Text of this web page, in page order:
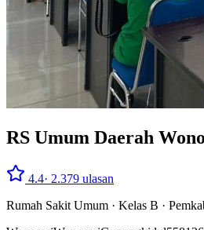
RS Umum Daerah
4.4· 2.379 ulasan
Rumah Sakit Umum · Kelas B ·